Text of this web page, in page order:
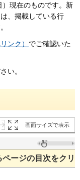
現在のものです。新
、掲載している行
ンク） でご確認いた
い。
画面サイズで表示
ページの目次をクリ